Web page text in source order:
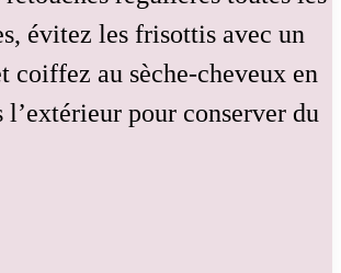
évitez les frisottis avec un
coiffez au sèche-cheveux en
pour conserver du